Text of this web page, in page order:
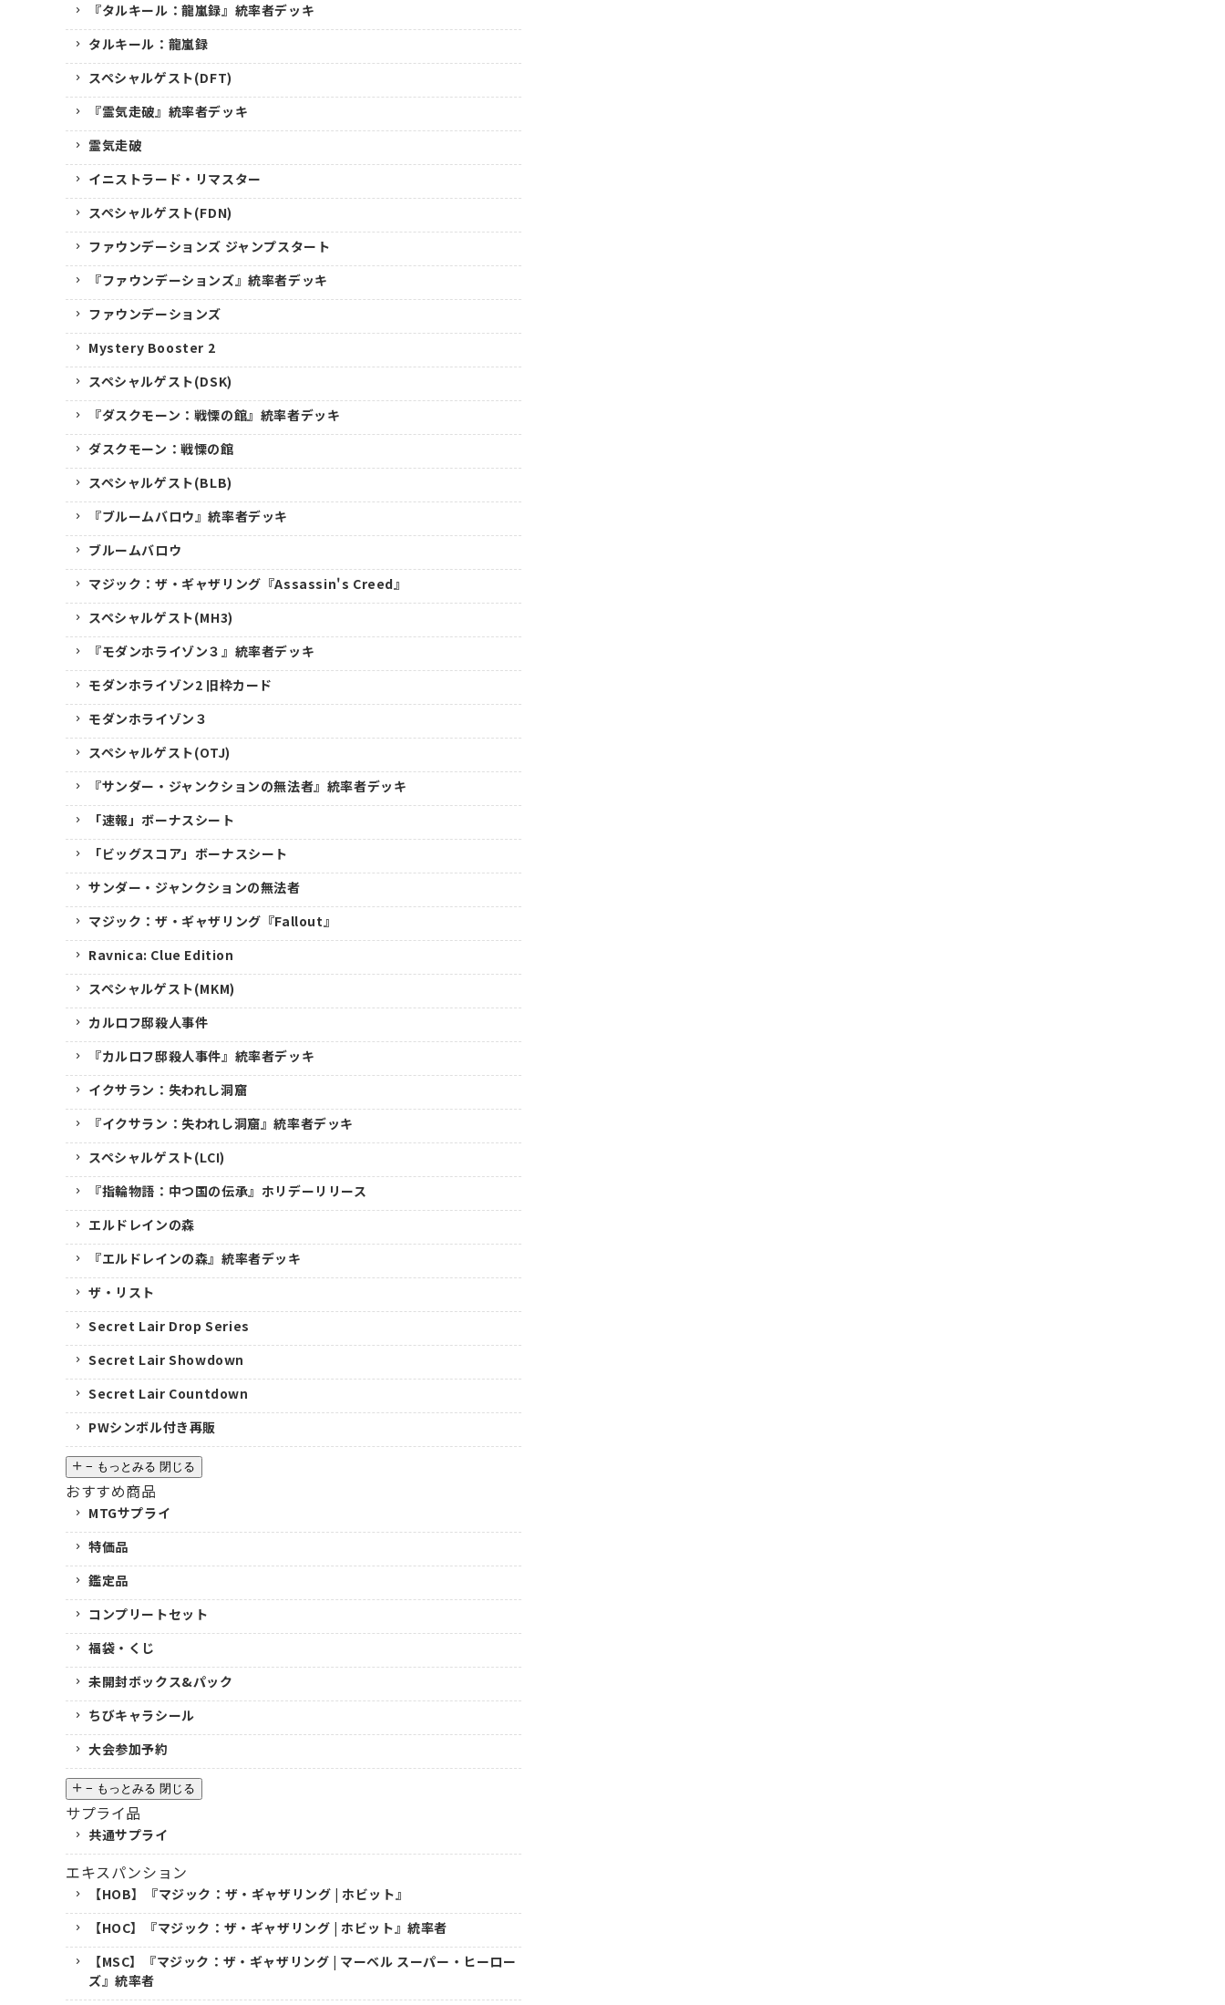
『タルキール：龍嵐録』統率者デッキ
タルキール：龍嵐録
スペシャルゲスト(DFT)
『霊気走破』統率者デッキ
霊気走破
イニストラード・リマスター
スペシャルゲスト(FDN)
ファウンデーションズ ジャンプスタート
『ファウンデーションズ』統率者デッキ
ファウンデーションズ
Mystery Booster 2
スペシャルゲスト(DSK)
『ダスクモーン：戦慄の館』統率者デッキ
ダスクモーン：戦慄の館
スペシャルゲスト(BLB)
『ブルームバロウ』統率者デッキ
ブルームバロウ
マジック：ザ・ギャザリング『Assassin's Creed』
スペシャルゲスト(MH3)
『モダンホライゾン３』統率者デッキ
モダンホライゾン2 旧枠カード
モダンホライゾン３
スペシャルゲスト(OTJ)
『サンダー・ジャンクションの無法者』統率者デッキ
「速報」ボーナスシート
「ビッグスコア」ボーナスシート
サンダー・ジャンクションの無法者
マジック：ザ・ギャザリング『Fallout』
Ravnica: Clue Edition
スペシャルゲスト(MKM)
カルロフ邸殺人事件
『カルロフ邸殺人事件』統率者デッキ
イクサラン：失われし洞窟
『イクサラン：失われし洞窟』統率者デッキ
スペシャルゲスト(LCI)
『指輪物語：中つ国の伝承』ホリデーリリース
エルドレインの森
『エルドレインの森』統率者デッキ
ザ・リスト
Secret Lair Drop Series
Secret Lair Showdown
Secret Lair Countdown
PWシンボル付き再販
− もっとみる 閉じる
おすすめ商品
MTGサプライ
特価品
鑑定品
コンプリートセット
福袋・くじ
未開封ボックス&パック
ちびキャラシール
大会参加予約
− もっとみる 閉じる
サプライ品
共通サプライ
エキスパンション
【HOB】『マジック：ザ・ギャザリング | ホビット』
【HOC】『マジック：ザ・ギャザリング | ホビット』統率者
【MSC】『マジック：ザ・ギャザリング | マーベル スーパー・ヒーロー
ズ』統率者